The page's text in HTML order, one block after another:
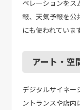
ペレーションをス
報、天気予報を公
にも使われていま
アート・空
デジタルサイネー
ントランスや店内